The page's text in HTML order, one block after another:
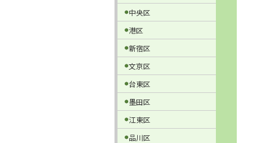
中央区
港区
新宿区
文京区
台東区
墨田区
江東区
品川区